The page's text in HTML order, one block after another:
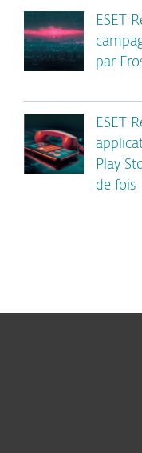
ESET
par
ESET
Play
de fois